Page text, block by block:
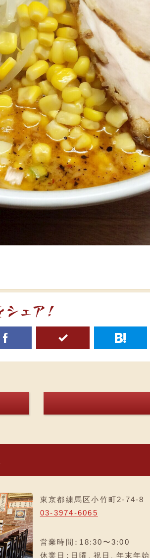
f 5 h
東京都練馬区小竹町2-74-8
03-3974-6065
営業時間：18:30〜3:00
休業日 ：日曜 、祝日 、年末年始